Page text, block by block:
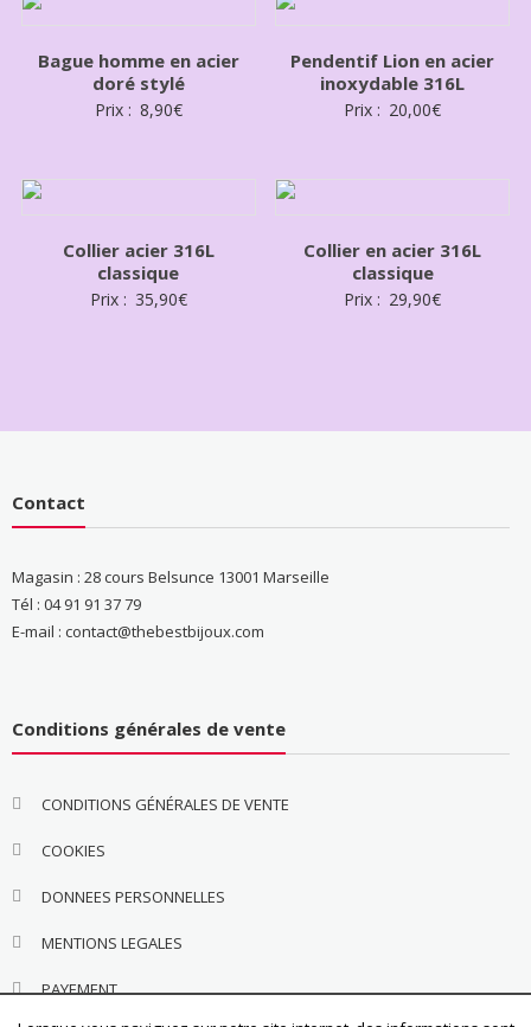
Bague homme en acier
doré stylé
Prix : 8,90€
Pendentif Lion en acier
inoxydable 316L
Prix : 20,00€
Collier acier 316L
classique
Prix : 35,90€
Collier en acier 316L
classique
Prix : 29,90€
Contact
Magasin : 28 cours Belsunce 13001 Marseille
Tél : 04 91 91 37 79
E-mail : contact@thebestbijoux.com
Conditions générales de vente
CONDITIONS GÉNÉRALES DE VENTE
COOKIES
DONNEES PERSONNELLES
MENTIONS LEGALES
PAYEMENT